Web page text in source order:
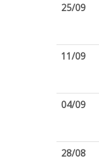
25/09
11/09
04/09
28/08